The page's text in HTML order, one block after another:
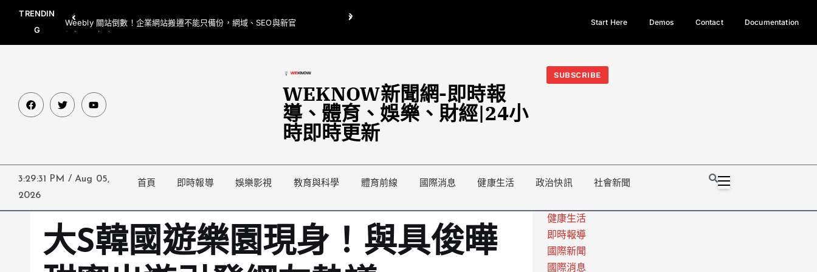
TRENDIN
G
Weebly 關站倒數！企業網站搬遷不能只備份，網域、SEO與新官
網都要一起處理
翁曉玲喊刪陸委會1295萬媒宣費惹議 梁文傑回「只能靠嘴巴」
今日熱門新聞TOP3｜西拉雅族正式成第17個原住民族、立院電競
光電場回
Start Here Demos Contact Documentation
WEKNOW新聞網-即時報
導、體育、娛樂、財經|24小
時即時更新
SUBSCRIBE
3:29:32 PM / Aug 05,
2026
首頁 即時報導 娛樂影視 教育與科學 體育前線 國際消息 健康生活 政治快訊 社會新聞
大S韓國遊樂園現身！與具俊曄
健康生活
即時報導
國際新聞
國際消息